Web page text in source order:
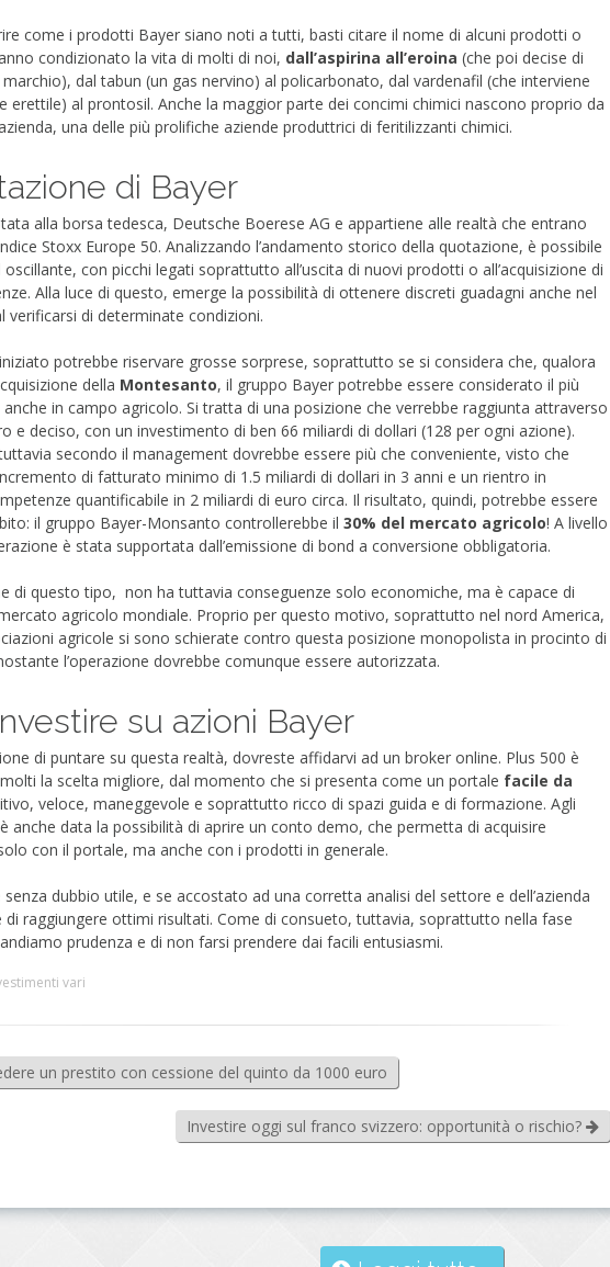
come i prodotti Bayer siano noti a tutti, basti citare il nome di alcuni prodotti o
condizionato la vita di molti di noi, dall’aspirina all’eroina (che poi decise di
dal tabun (un gas nervino) al policarbonato, dal vardenafil (che interviene
erettile) al prontosil. Anche la maggior parte dei concimi chimici nascono proprio da
una delle più prolifiche aziende produttrici di feritilizzanti chimici.
di Bayer
alla borsa tedesca, Deutsche Boerese AG e appartiene alle realtà che entrano
Stoxx Europe 50. Analizzando l’andamento storico della quotazione, è possibile
con picchi legati soprattutto all’uscita di nuovi prodotti o all’acquisizione di
Alla luce di questo, emerge la possibilità di ottenere discreti guadagni anche nel
verificarsi di determinate condizioni.
iniziato potrebbe riservare grosse sorprese, soprattutto se si considera che, qualora
della Montesanto, il gruppo Bayer potrebbe essere considerato il più
in campo agricolo. Si tratta di una posizione che verrebbe raggiunta attraverso
e deciso, con un investimento di ben 66 miliardi di dollari (128 per ogni azione).
secondo il management dovrebbe essere più che conveniente, visto che
di fatturato minimo di 1.5 miliardi di dollari in 3 anni e un rientro in
quantificabile in 2 miliardi di euro circa. Il risultato, quindi, potrebbe essere
il gruppo Bayer-Monsanto controllerebbe il 30% del mercato agricolo! A livello
è stata supportata dall’emissione di bond a conversione obbligatoria.
di questo tipo, non ha tuttavia conseguenze solo economiche, ma è capace di
agricolo mondiale. Proprio per questo motivo, soprattutto nel nord America,
agricole si sono schierate contro questa posizione monopolista in procinto di
l’operazione dovrebbe comunque essere autorizzata.
su azioni Bayer
di puntare su questa realtà, dovreste affidarvi ad un broker online. Plus 500 è
la scelta migliore, dal momento che si presenta come un portale facile da
veloce, maneggevole e soprattutto ricco di spazi guida e di formazione. Agli
anche data la possibilità di aprire un conto demo, che permetta di acquisire
con il portale, ma anche con i prodotti in generale.
dubbio utile, e se accostato ad una corretta analisi del settore e dell’azienda
raggiungere ottimi risultati. Come di consueto, tuttavia, soprattutto nella fase
prudenza e di non farsi prendere dai facili entusiasmi.
vari
un prestito con cessione del quinto da 1000 euro
Investire oggi sul franco svizzero: opportunità o rischio?